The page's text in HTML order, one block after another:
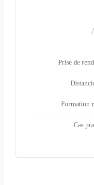
Prise de
Formation
Cas